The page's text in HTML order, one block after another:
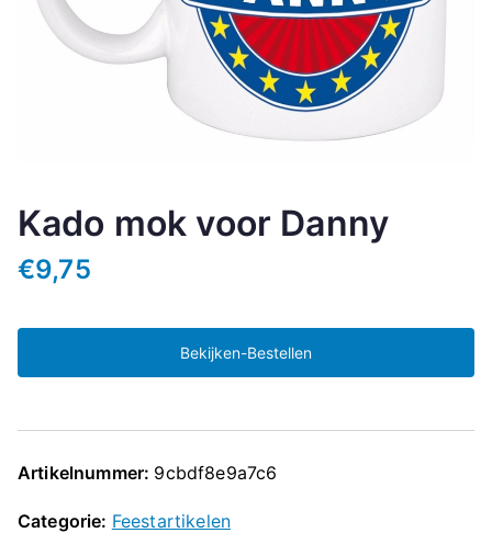
Kado mok voor Danny
€9,75
Bekijken-Bestellen
Artikelnummer: 9cbdf8e9a7c6
Categorie: Feestartikelen